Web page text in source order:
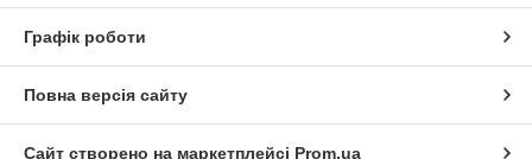
Графік роботи
Повна версія сайту
Сайт створено на маркетплейсі Prom.ua